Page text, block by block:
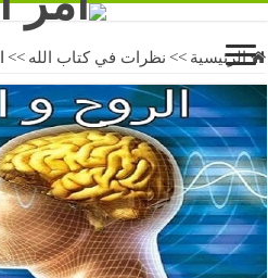
الرئيسية >> نظرات في كتاب الله >>